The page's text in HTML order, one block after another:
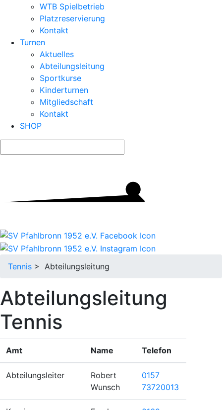
WTB Spielbetrieb
Platzreservierung
Kontakt
Turnen
Aktuelles
Abteilungsleitung
Sportkurse
Kinderturnen
Mitgliedschaft
Kontakt
SHOP
Tennis > Abteilungsleitung
Abteilungsleitung
Tennis
Amt Name Telefon
Abteilungsleiter
Robert
Wunsch
0157
73720013